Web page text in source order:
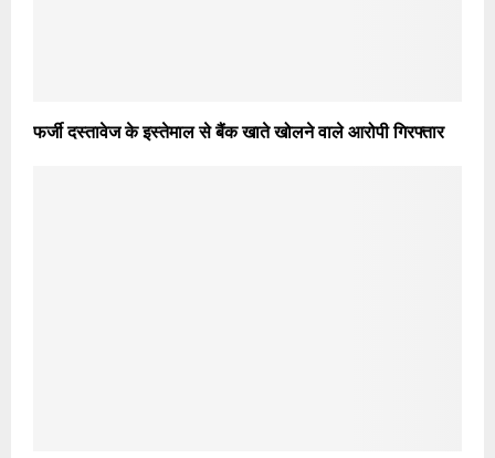
फर्जी दस्तावेज के इस्तेमाल से बैंक खाते खोलने वाले आरोपी गिरफ्तार